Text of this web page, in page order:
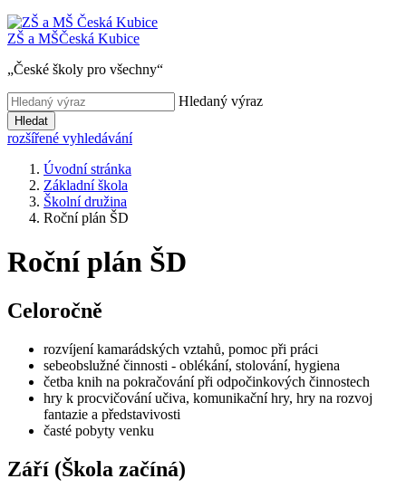
ZŠ a MŠČeská Kubice
„České školy pro všechny“
Hledaný výraz
Hledat
rozšířené vyhledávání
Úvodní stránka
Základní škola
Školní družina
Roční plán ŠD
Roční plán ŠD
Celoročně
rozvíjení kamarádských vztahů, pomoc při práci
sebeobslužné činnosti - oblékání, stolování, hygiena
četba knih na pokračování při odpočinkových činnostech
hry k procvičování učiva, komunikační hry, hry na rozvoj
fantazie a představivosti
časté pobyty venku
Září (Škola začíná)